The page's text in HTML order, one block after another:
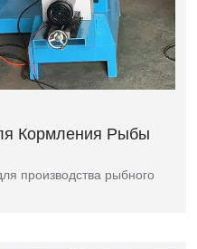
Кормления Рыбы
производства рыбного